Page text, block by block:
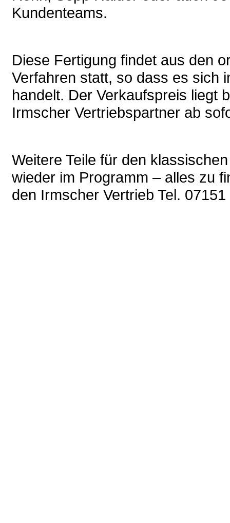
Kundenteams.
Diese Fertigung findet aus den
Verfahren statt, so dass es sich
handelt. Der Verkaufspreis liegt
Irmscher Vertriebspartner ab
Weitere Teile für den
wieder im Programm – alles zu
den Irmscher Vertrieb Tel.